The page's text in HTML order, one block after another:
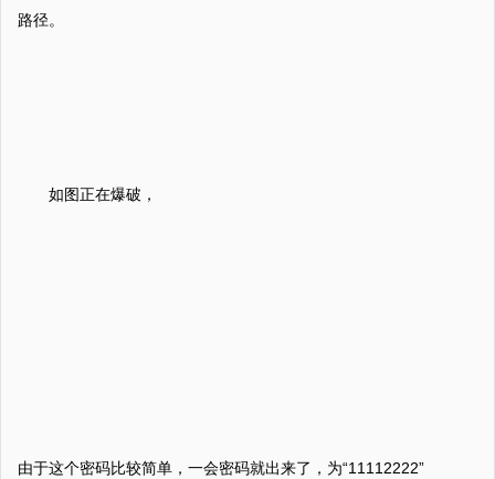
路径。
如图正在爆破，
由于这个密码比较简单，一会密码就出来了，为“11112222”